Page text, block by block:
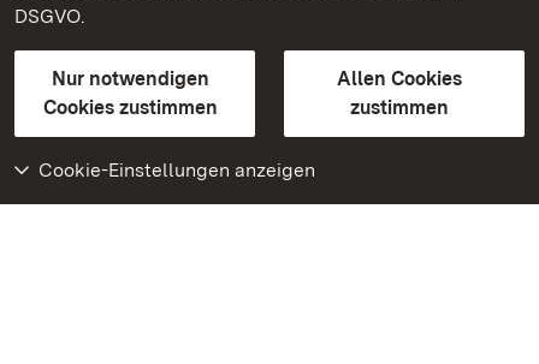
DSGVO.
Nur notwendigen
Cookies zustimmen
Allen Cookies
zustimmen
Cookie-Einstellungen anzeigen
Kontakt
GebärdenspracheLeichte Sprache
Erklärung zur Barrierefreiheit
BITV-konform (geprüfte Seiten)
Weiteres